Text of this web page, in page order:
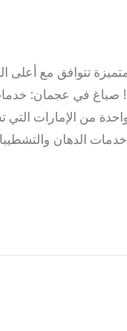
تتوافق مع أعلى
صباغ في عجمان:
من الإمارات التي
الدهان